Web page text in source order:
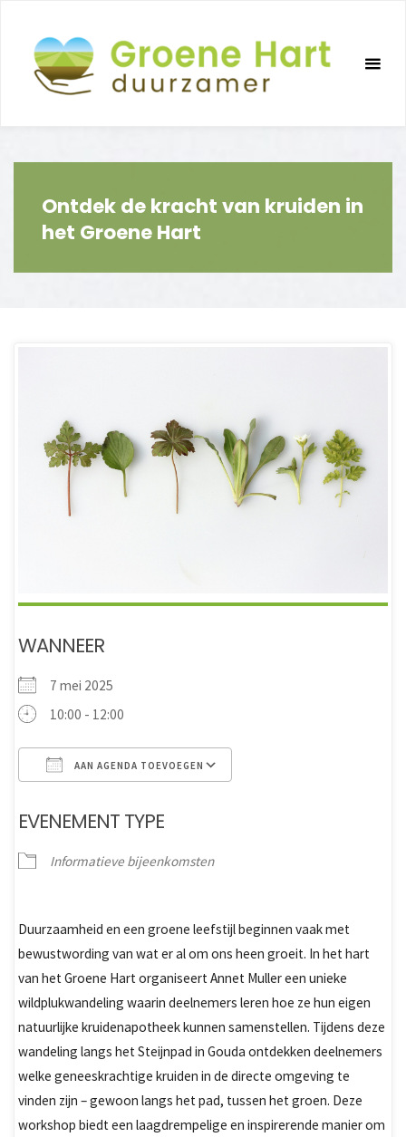
inhoud
Ontdek de kracht van kruiden in
het Groene Hart
WANNEER
7 mei 2025
10:00 - 12:00
AAN AGENDA TOEVOEGEN
EVENEMENT TYPE
Informatieve bijeenkomsten
Duurzaamheid en een groene leefstijl beginnen vaak met
bewustwording van wat er al om ons heen groeit. In het hart
van het Groene Hart organiseert Annet Muller een unieke
wildplukwandeling waarin deelnemers leren hoe ze hun eigen
natuurlijke kruidenapotheek kunnen samenstellen. Tijdens deze
wandeling langs het Steijnpad in Gouda ontdekken deelnemers
welke geneeskrachtige kruiden in de directe omgeving te
vinden zijn – gewoon langs het pad, tussen het groen. Deze
workshop biedt een laagdrempelige en inspirerende manier om